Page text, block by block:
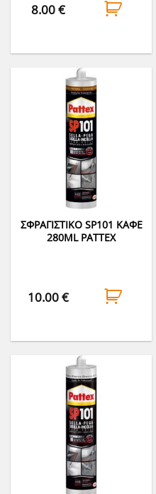
8.00€
ΣΦΡΑΓΙΣΤΙΚΟ SP101 ΚΑΦΕ
280ML PATTEX
10.00€